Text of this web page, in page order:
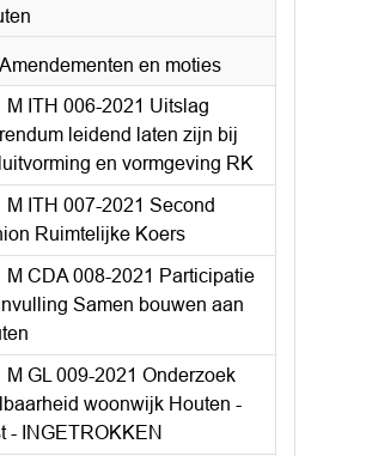
en moties
M ITH 006-2021 Uitslag
leidend laten zijn bij
en vormgeving RK
M ITH 007-2021 Second
Ruimtelijke Koers
M CDA 008-2021 Participatie
Samen bouwen aan
M GL 009-2021 Onderzoek
woonwijk Houten -
- INGETROKKEN